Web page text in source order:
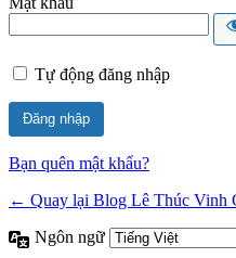
Tự động đăng nhập
Bạn quên mật khẩu?
← Quay lại Blog Lê Thúc Vinh
Ngôn ngữ